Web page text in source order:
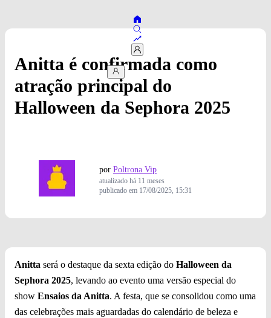
Anitta é confirmada como
atração principal do
Halloween da Sephora 2025
por Poltrona Vip
atualizado há 11 meses
publicado em 17/08/2025, 15:31
Anitta será o destaque da sexta edição do Halloween da
Sephora 2025, levando ao evento uma versão especial do
show Ensaios da Anitta. A festa, que se consolidou como uma
das celebrações mais aguardadas do calendário de beleza e